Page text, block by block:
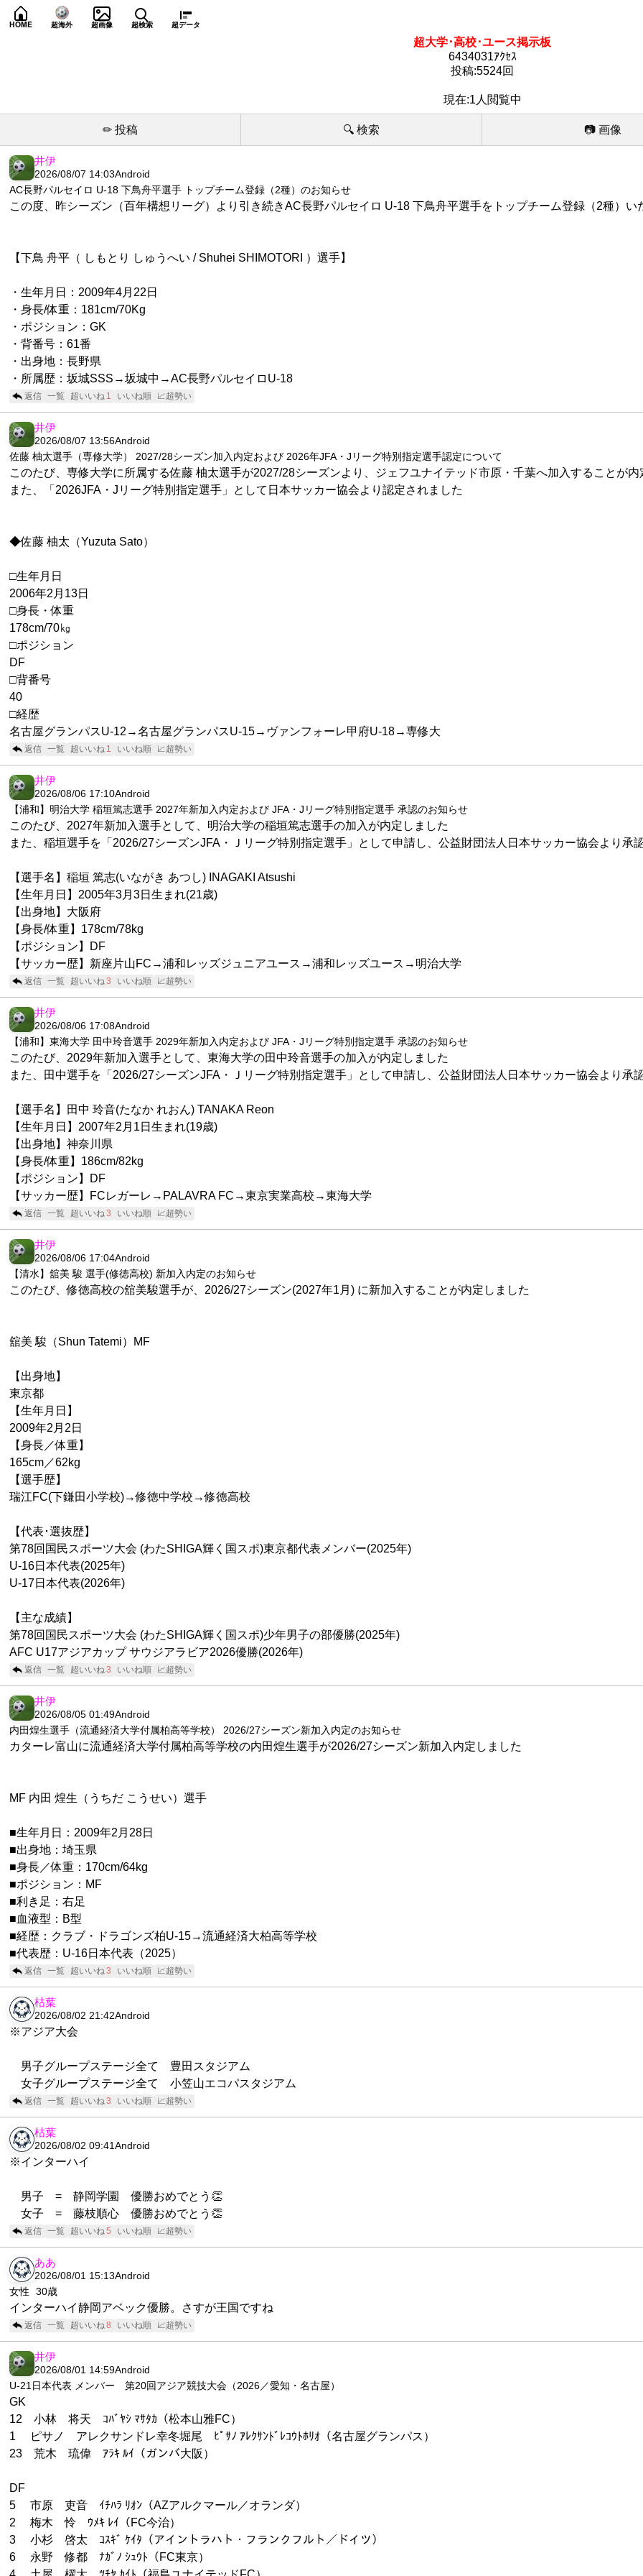
HOME 超海外 超画像 超検索 超データ
超大学･高校･ユース掲示板
6434031ｱｸｾｽ
投稿:5524回
現在:1人閲覧中
✏ 投稿 🔍 検索 📷 画像
井伊
2026/08/07 14:03Android
AC長野パルセイロ U-18 下鳥舟平選手 トップチーム登録（2種）のお知らせ
この度、昨シーズン（百年構想リーグ）より引き続きAC長野パルセイロ U-18 下鳥舟平選手をトップチーム登録（2種）い
【下鳥 舟平（ しもとり しゅうへい / Shuhei SHIMOTORI ）選手】
・生年月日：2009年4月22日
・身長/体重：181cm/70Kg
・ポジション：GK
・背番号：61番
・出身地：長野県
・所属歴：坂城SSS→坂城中→AC長野パルセイロU-18
返信 一覧 超いいね 1 いいね順 📈超勢い
井伊
2026/08/07 13:56Android
佐藤 柚太選手（専修大学） 2027/28シーズン加入内定および 2026年JFA・Jリーグ特別指定選手認定について
このたび、専修大学に所属する佐藤 柚太選手が2027/28シーズンより、ジェフユナイテッド市原・千葉へ加入することが内
また、「2026JFA・Jリーグ特別指定選手」として日本サッカー協会より認定されました
◆佐藤 柚太（Yuzuta Sato）
□生年月日
2006年2月13日
□身長・体重
178cm/70㎏
□ポジション
DF
□背番号
40
□経歴
名古屋グランパスU-12→名古屋グランパスU-15→ヴァンフォーレ甲府U-18→専修大
返信 一覧 超いいね 1 いいね順 📈超勢い
井伊
2026/08/06 17:10Android
【浦和】明治大学 稲垣篤志選手 2027年新加入内定および JFA・Jリーグ特別指定選手 承認のお知らせ
このたび、2027年新加入選手として、明治大学の稲垣篤志選手の加入が内定しました
また、稲垣選手を「2026/27シーズンJFA・Ｊリーグ特別指定選手」として申請し、公益財団法人日本サッカー協会より承
【選手名】稲垣 篤志(いながき あつし) INAGAKI Atsushi
【生年月日】2005年3月3日生まれ(21歳)
【出身地】大阪府
【身長/体重】178cm/78kg
【ポジション】DF
【サッカー歴】新座片山FC→浦和レッズジュニアユース→浦和レッズユース→明治大学
返信 一覧 超いいね 3 いいね順 📈超勢い
井伊
2026/08/06 17:08Android
【浦和】東海大学 田中玲音選手 2029年新加入内定および JFA・Jリーグ特別指定選手 承認のお知らせ
このたび、2029年新加入選手として、東海大学の田中玲音選手の加入が内定しました
また、田中選手を「2026/27シーズンJFA・Ｊリーグ特別指定選手」として申請し、公益財団法人日本サッカー協会より承
【選手名】田中 玲音(たなか れおん) TANAKA Reon
【生年月日】2007年2月1日生まれ(19歳)
【出身地】神奈川県
【身長/体重】186cm/82kg
【ポジション】DF
【サッカー歴】FCレガーレ→PALAVRA FC→東京実業高校→東海大学
返信 一覧 超いいね 3 いいね順 📈超勢い
井伊
2026/08/06 17:04Android
【清水】舘美 駿 選手(修徳高校) 新加入内定のお知らせ
このたび、修徳高校の舘美駿選手が、2026/27シーズン(2027年1月) に新加入することが内定しました
舘美 駿（Shun Tatemi）MF
【出身地】
東京都
【生年月日】
2009年2月2日
【身長／体重】
165cm／62kg
【選手歴】
瑞江FC(下鎌田小学校)→修徳中学校→修徳高校
【代表･選抜歴】
第78回国民スポーツ大会 (わたSHIGA輝く国スポ)東京都代表メンバー(2025年)
U-16日本代表(2025年)
U-17日本代表(2026年)
【主な成績】
第78回国民スポーツ大会 (わたSHIGA輝く国スポ)少年男子の部優勝(2025年)
AFC U17アジアカップ サウジアラビア2026優勝(2026年)
返信 一覧 超いいね 3 いいね順 📈超勢い
井伊
2026/08/05 01:49Android
内田煌生選手（流通経済大学付属柏高等学校） 2026/27シーズン新加入内定のお知らせ
カターレ富山に流通経済大学付属柏高等学校の内田煌生選手が2026/27シーズン新加入内定しました
MF 内田 煌生（うちだ こうせい）選手
■生年月日：2009年2月28日
■出身地：埼玉県
■身長／体重：170cm/64kg
■ポジション：MF
■利き足：右足
■血液型：B型
■経歴：クラブ・ドラゴンズ柏U-15→流通経済大柏高等学校
■代表歴：U-16日本代表（2025）
返信 一覧 超いいね 3 いいね順 📈超勢い
枯葉
2026/08/02 21:42Android
※アジア大会
男子グループステージ全て 豊田スタジアム
女子グループステージ全て 小笠山エコパスタジアム
返信 一覧 超いいね 3 いいね順 📈超勢い
枯葉
2026/08/02 09:41Android
※インターハイ
男子 = 静岡学園 優勝おめでとう👏
女子 = 藤枝順心 優勝おめでとう👏
返信 一覧 超いいね 5 いいね順 📈超勢い
ああ
2026/08/01 15:13Android
女性 30歳
インターハイ静岡アベック優勝。さすが王国ですね
返信 一覧 超いいね 8 いいね順 📈超勢い
井伊
2026/08/01 14:59Android
U-21日本代表 メンバー 第20回アジア競技大会（2026／愛知・名古屋）
GK
12 小林 将天 ｺﾊﾞﾔｼ ﾏｻﾀｶ（松本山雅FC）
1 ピサノ アレクサンドレ幸冬堀尾 ﾋﾟｻﾉ ｱﾚｸｻﾝﾄﾞﾚｺｳﾄﾎﾘｵ（名古屋グランパス）
23 荒木 琉偉 ｱﾗｷ ﾙｲ（ガンバ大阪）
DF
5 市原 吏音 ｲﾁﾊﾗ ﾘｵﾝ（AZアルクマール／オランダ）
2 梅木 怜 ｳﾒｷ ﾚｲ（FC今治）
3 小杉 啓太 ｺｽｷﾞ ｹｲﾀ（アイントラハト・フランクフルト／ドイツ）
6 永野 修都 ﾅｶﾞﾉ ｼｭｳﾄ（FC東京）